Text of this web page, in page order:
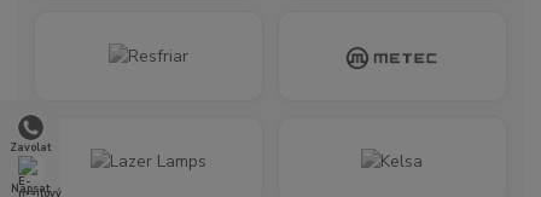
Zavolat
Napsat